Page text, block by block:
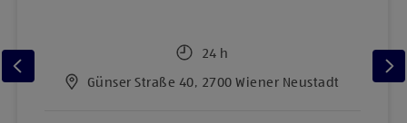
24 h
Günser Straße 40, 2700 Wiener Neustadt